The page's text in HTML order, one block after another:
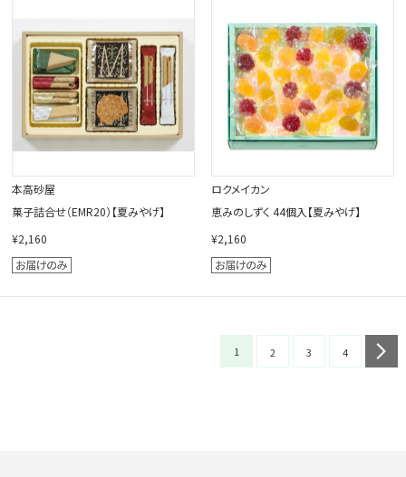
本高砂屋
菓子詰合せ（EMR20）【夏みやげ】
¥2,160
ロクメイカン
恵みのしずく 44個入【夏みやげ】
¥2,160
1 2 3 4